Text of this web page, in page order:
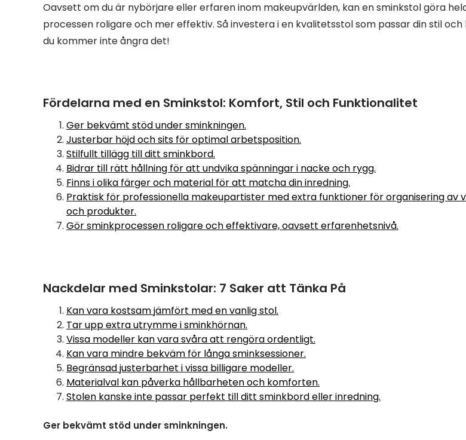
Oavsett om du är nybörjare eller erfaren inom makeupvärlden, kan en sminkstol göra
processen roligare och mer effektiv. Så investera i en kvalitetsstol som passar din stil och
du kommer inte ångra det!
Fördelarna med en Sminkstol: Komfort, Stil och Funktionalitet
Ger bekvämt stöd under sminkningen.
Justerbar höjd och sits för optimal arbetsposition.
Stilfullt tillägg till ditt sminkbord.
Bidrar till rätt hållning för att undvika spänningar i nacke och rygg.
Finns i olika färger och material för att matcha din inredning.
Praktisk för professionella makeupartister med extra funktioner för organisering av
och produkter.
Gör sminkprocessen roligare och effektivare, oavsett erfarenhetsnivå.
Nackdelar med Sminkstolar: 7 Saker att Tänka På
Kan vara kostsam jämfört med en vanlig stol.
Tar upp extra utrymme i sminkhörnan.
Vissa modeller kan vara svåra att rengöra ordentligt.
Kan vara mindre bekväm för långa sminksessioner.
Begränsad justerbarhet i vissa billigare modeller.
Materialval kan påverka hållbarheten och komforten.
Stolen kanske inte passar perfekt till ditt sminkbord eller inredning.
Ger bekvämt stöd under sminkningen.